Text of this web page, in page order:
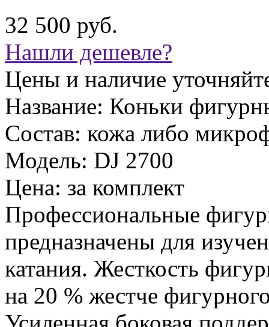
32 500 руб.
Нашли дешевле?
Цены и наличие
Название: Коньки
Состав: кожа либо
Модель: DJ 2700
Цена: за комплект
Профессиональные
предназначены для
катания. Жесткость
на 20 % жестче